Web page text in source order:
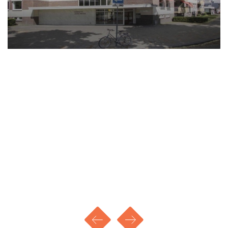
Huurprijs: € 669,00
Servicekosten: € 35,00
Voorschot GWE: € 175,00
Totale huur per maand: € 879,00
op onze website voor een zoekopdracht, waarbij
je een mail krijgt met ons nieuwste aanbod.